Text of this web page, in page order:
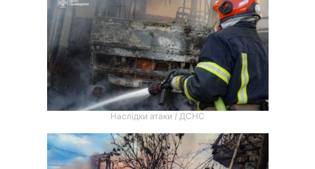
Наслідки атаки / ДСНС